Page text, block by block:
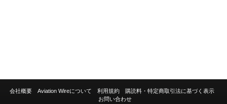
会社概要 Aviation Wireについて 利用規約
購読料・特定商取引法に基づく表示
お問い合わせ